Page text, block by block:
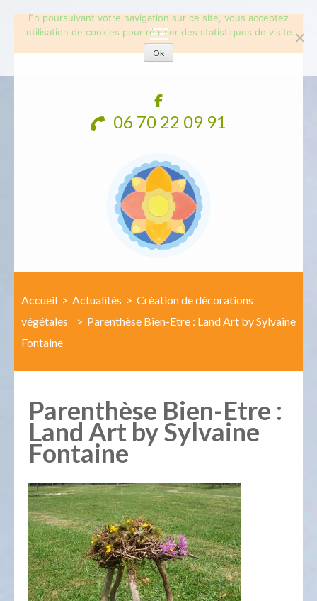
06 70 22 09 91
Accueil > Actualités > Création de décorations
végétales
> Parenthèse Bien-Etre : Land Art by Sylvaine
Fontaine
Parenthèse Bien-Etre :
Land Art by Sylvaine
Fontaine
En poursuivant votre navigation sur ce site, vous acceptez
l'utilisation de cookies pour réaliser des statistiques de visite.
Ok